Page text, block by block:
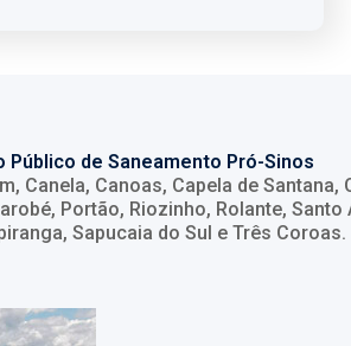
Público de Saneamento Pró-Sinos
Canoas, Capela de Santana,
Portão, Riozinho, Rolante,
Sapucaia do Sul e Três Coroas.